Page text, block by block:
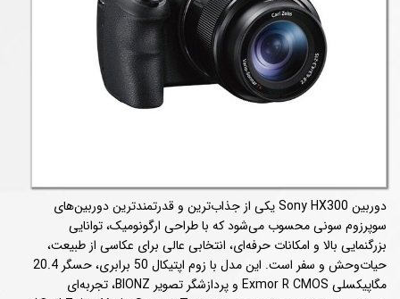
دوربین Sony HX300 یکی از جذاب‌ترین و قدرتمندترین دوربین‌های
سوپرزوم سونی محسوب می‌شود که با طراحی ارگونومیک، توانایی
بزرگنمایی بالا و امکانات حرفه‌ای، انتخابی عالی برای عکاسی از طبیعت،
حیات‌وحش و سفر است. این مدل با زوم اپتیکال 50 برابری، حسگر 20.4
مگاپیکسلی Exmor R CMOS و پردازشگر تصویر BIONZ، تجربه‌ای